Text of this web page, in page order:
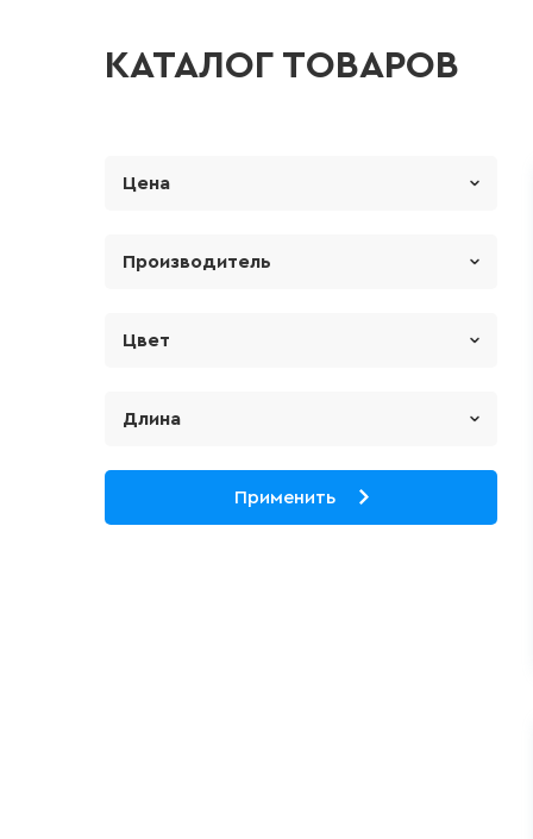
КАТАЛОГ ТОВАРОВ
Цена
Производитель
Цвет
Серебро
Длина
Применить